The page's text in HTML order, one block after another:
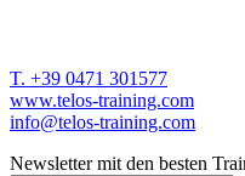
T. +39 0471 301577
www.telos-training.com
info@telos-training.com
Newsletter mit den besten